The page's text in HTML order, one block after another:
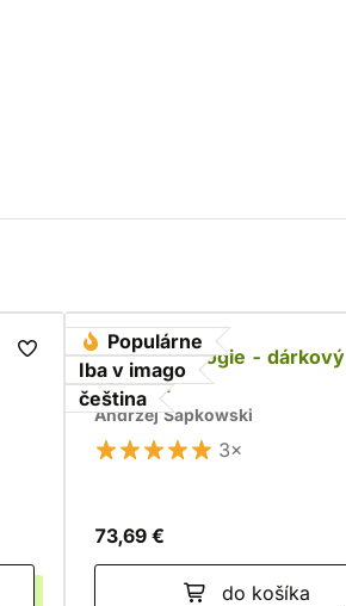
Populárne
Iba v imago
čeština
Husitská trilogie - dárkový
komplet
Andrzej Sapkowski
3×
73,69 €
do košíka